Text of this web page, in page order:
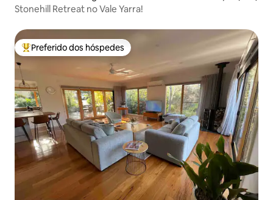
Stonehill Retreat no Vale Yarra!
Entre os melhores preferidos dos hóspedes
Preferido dos hóspedes